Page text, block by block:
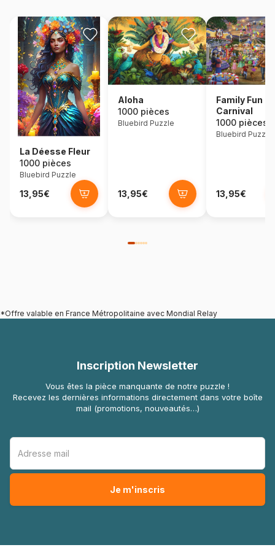
La Déesse Fleur
1000 pièces
Bluebird Puzzle
13,95€
Aloha
1000 pièces
Bluebird Puzzle
13,95€
Family Fun
Carnival
1000 pièces
Bluebird Puzzle
13,95€
*Offre valable en France Métropolitaine avec Mondial Relay
Inscription Newsletter
Vous êtes la pièce manquante de notre puzzle !
Recevez les dernières informations directement dans votre boîte
mail (promotions, nouveautés…)